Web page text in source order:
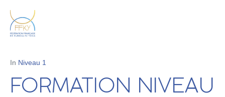
In Niveau 1
FORMATION NIVEAU